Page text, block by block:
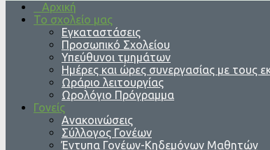
Αρχική
Το σχολείο μας
Εγκαταστάσεις
Προσωπικό Σχολείου
Υπεύθυνοι τμημάτων
Ημέρες και ώρες συνεργασίας με τους
Ωράριο λειτουργίας
Ωρολόγιο Πρόγραμμα
Γονείς
Ανακοινώσεις
Σύλλογος Γονέων
Έντυπα Γονέων-Κηδεμόνων Μαθητών